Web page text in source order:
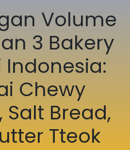
Volume
3 Bakery
Indonesia:
Chewy
Salt Bread,
Tteok